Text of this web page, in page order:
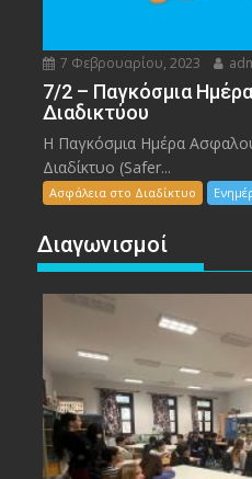
7 Φεβρουαρίου, 2023
7/2 – Παγκόσμια
Διαδικτύου
Η Παγκόσμια Ημέρα
Διαδίκτυο (Safer...
Ασφάλεια στο Διαδίκτυο
Διαγωνισμοί